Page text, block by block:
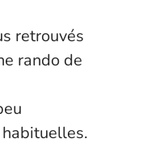
retrouvés
rando de